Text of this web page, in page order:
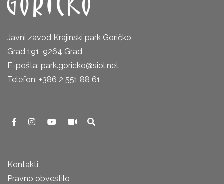
Javni zavod Krajinski park Goričko
Grad 191, 9264 Grad
E-pošta: park.goricko@siol.net
Telefon: +386 2 551 88 61
Kontakti
Pravno obvestilo